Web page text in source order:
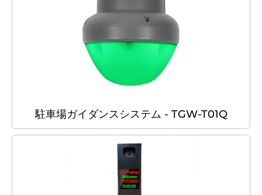
駐車場ガイダンスシステム - TGW-T01Q